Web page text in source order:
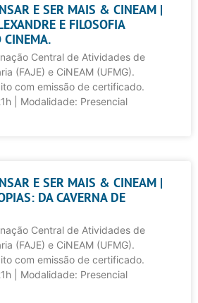
E SER MAIS & CINEAM |
E FILOSOFIA
CINEMA.
Central de Atividades de
(FAJE) e CiNEAM (UFMG).
com emissão de certificado.
| Modalidade: Presencial
E SER MAIS & CINEAM |
DA CAVERNA DE
Central de Atividades de
(FAJE) e CiNEAM (UFMG).
com emissão de certificado.
| Modalidade: Presencial